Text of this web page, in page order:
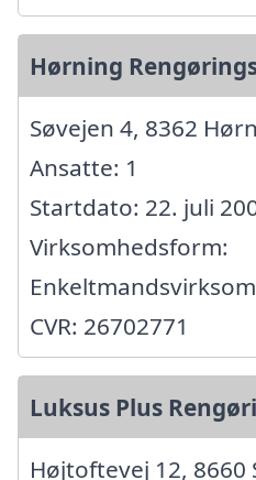
Hørning
Søvejen 4, 8362
Ansatte: 1
Startdato: 22. juli
Virksomhedsform:
CVR: 26702771
Luksus Plus
Højtoftevej 12, 8660